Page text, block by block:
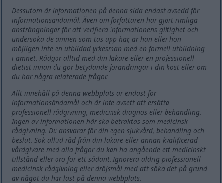
Dessutom är informationen på denna sida endast avsedd för
informationsändamål. Även om författaren har gjort rimliga
ansträngningar för att verifiera informationens giltighet och
undersöka de ämnen som tas upp här, är han eller hon
möjligen inte en utbildad yrkesman med en formell utbildning
i ämnet. Rådgör alltid med din läkare eller en professionell
dietist innan du gör betydande förändringar i din kost eller om
du har några relaterade frågor.
Allt innehåll på denna webbplats är endast för
informationsändamål och är inte avsett att ersätta
professionell rådgivning, medicinsk diagnos eller behandling.
Ingen av informationen här ska betraktas som medicinsk
rådgivning. Du ansvarar för din egen sjukvård, behandling och
beslut. Sök alltid råd från din läkare eller annan kvalificerad
vårdgivare med alla frågor du kan ha angående ett medicinskt
tillstånd eller oro för ett sådant. Ignorera aldrig professionell
medicinsk rådgivning eller dröjsmål med att söka det på grund
av något du har läst på denna webbplats.